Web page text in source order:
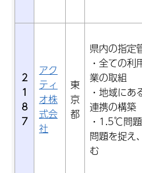
2
1
8
7
アク
ティ
オ株
式会
社
東
京
都
県内の指定
・全ての
業の取組
・地域に
連携の構築
・1.5℃問
問題を捉え
む